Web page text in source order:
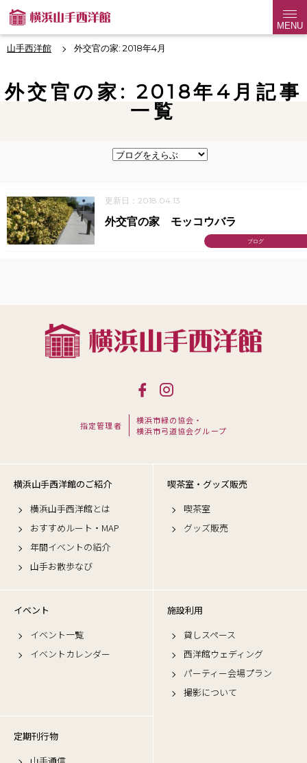
MENU
山手西洋館 外交官の家: 2018年4月
外交官の家: 2018年4月記事
一覧
更新日：2018.04.13
ブログ
外交官の家 モッコウバラ
指定管理者
横浜市緑の協会・
横浜市弓道協会グループ
横浜山手西洋館のご紹介
横浜山手西洋館とは
おすすめルート・MAP
年間イベントの紹介
山手お散歩なび
喫茶室・グッズ販売
喫茶室
グッズ販売
イベント
イベント一覧
イベントカレンダー
施設利用
貸しスペース
西洋館ウェディング
パーティー会場プラン
撮影について
定期刊行物